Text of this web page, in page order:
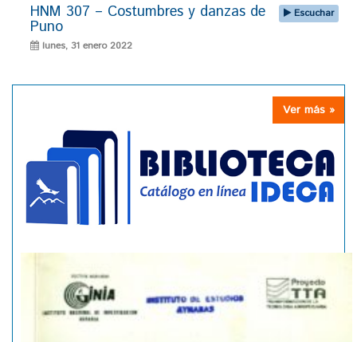
HNM 307 – Costumbres y danzas de
Puno
lunes, 31 enero 2022
Escuchar
Ver más »